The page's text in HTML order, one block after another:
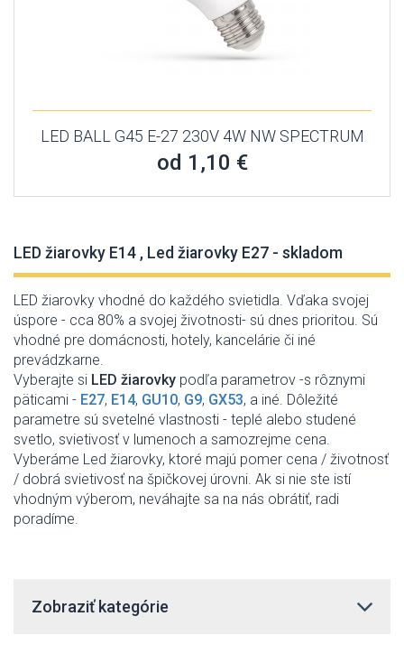
LED BALL G45 E-27 230V 4W NW SPECTRUM
od 1,10 €
LED žiarovky E14 , Led žiarovky E27 - skladom
LED žiarovky vhodné do každého svietidla. Vďaka svojej
úspore - cca 80% a svojej životnosti- sú dnes prioritou. Sú
vhodné pre domácnosti, hotely, kancelárie či iné
prevádzkarne.
Vyberajte si LED žiarovky podľa parametrov -s rôznymi
päticami - E27, E14, GU10, G9, GX53, a iné. Dôležité
parametre sú svetelné vlastnosti - teplé alebo studené
svetlo, svietivosť v lumenoch a samozrejme cena.
Vyberáme Led žiarovky, ktoré majú pomer cena / životnosť
/ dobrá svietivosť na špičkovej úrovni. Ak si nie ste istí
vhodným výberom, neváhajte sa na nás obrátiť, radi
poradíme.
Zobraziť kategórie